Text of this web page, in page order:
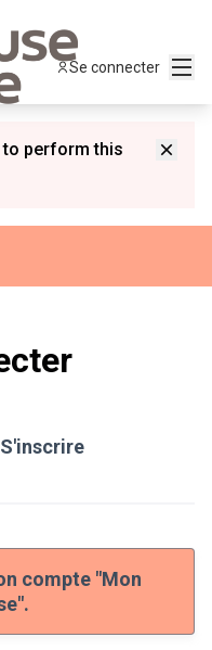
Se connecter
to perform this
S'inscrire
compte "Mon